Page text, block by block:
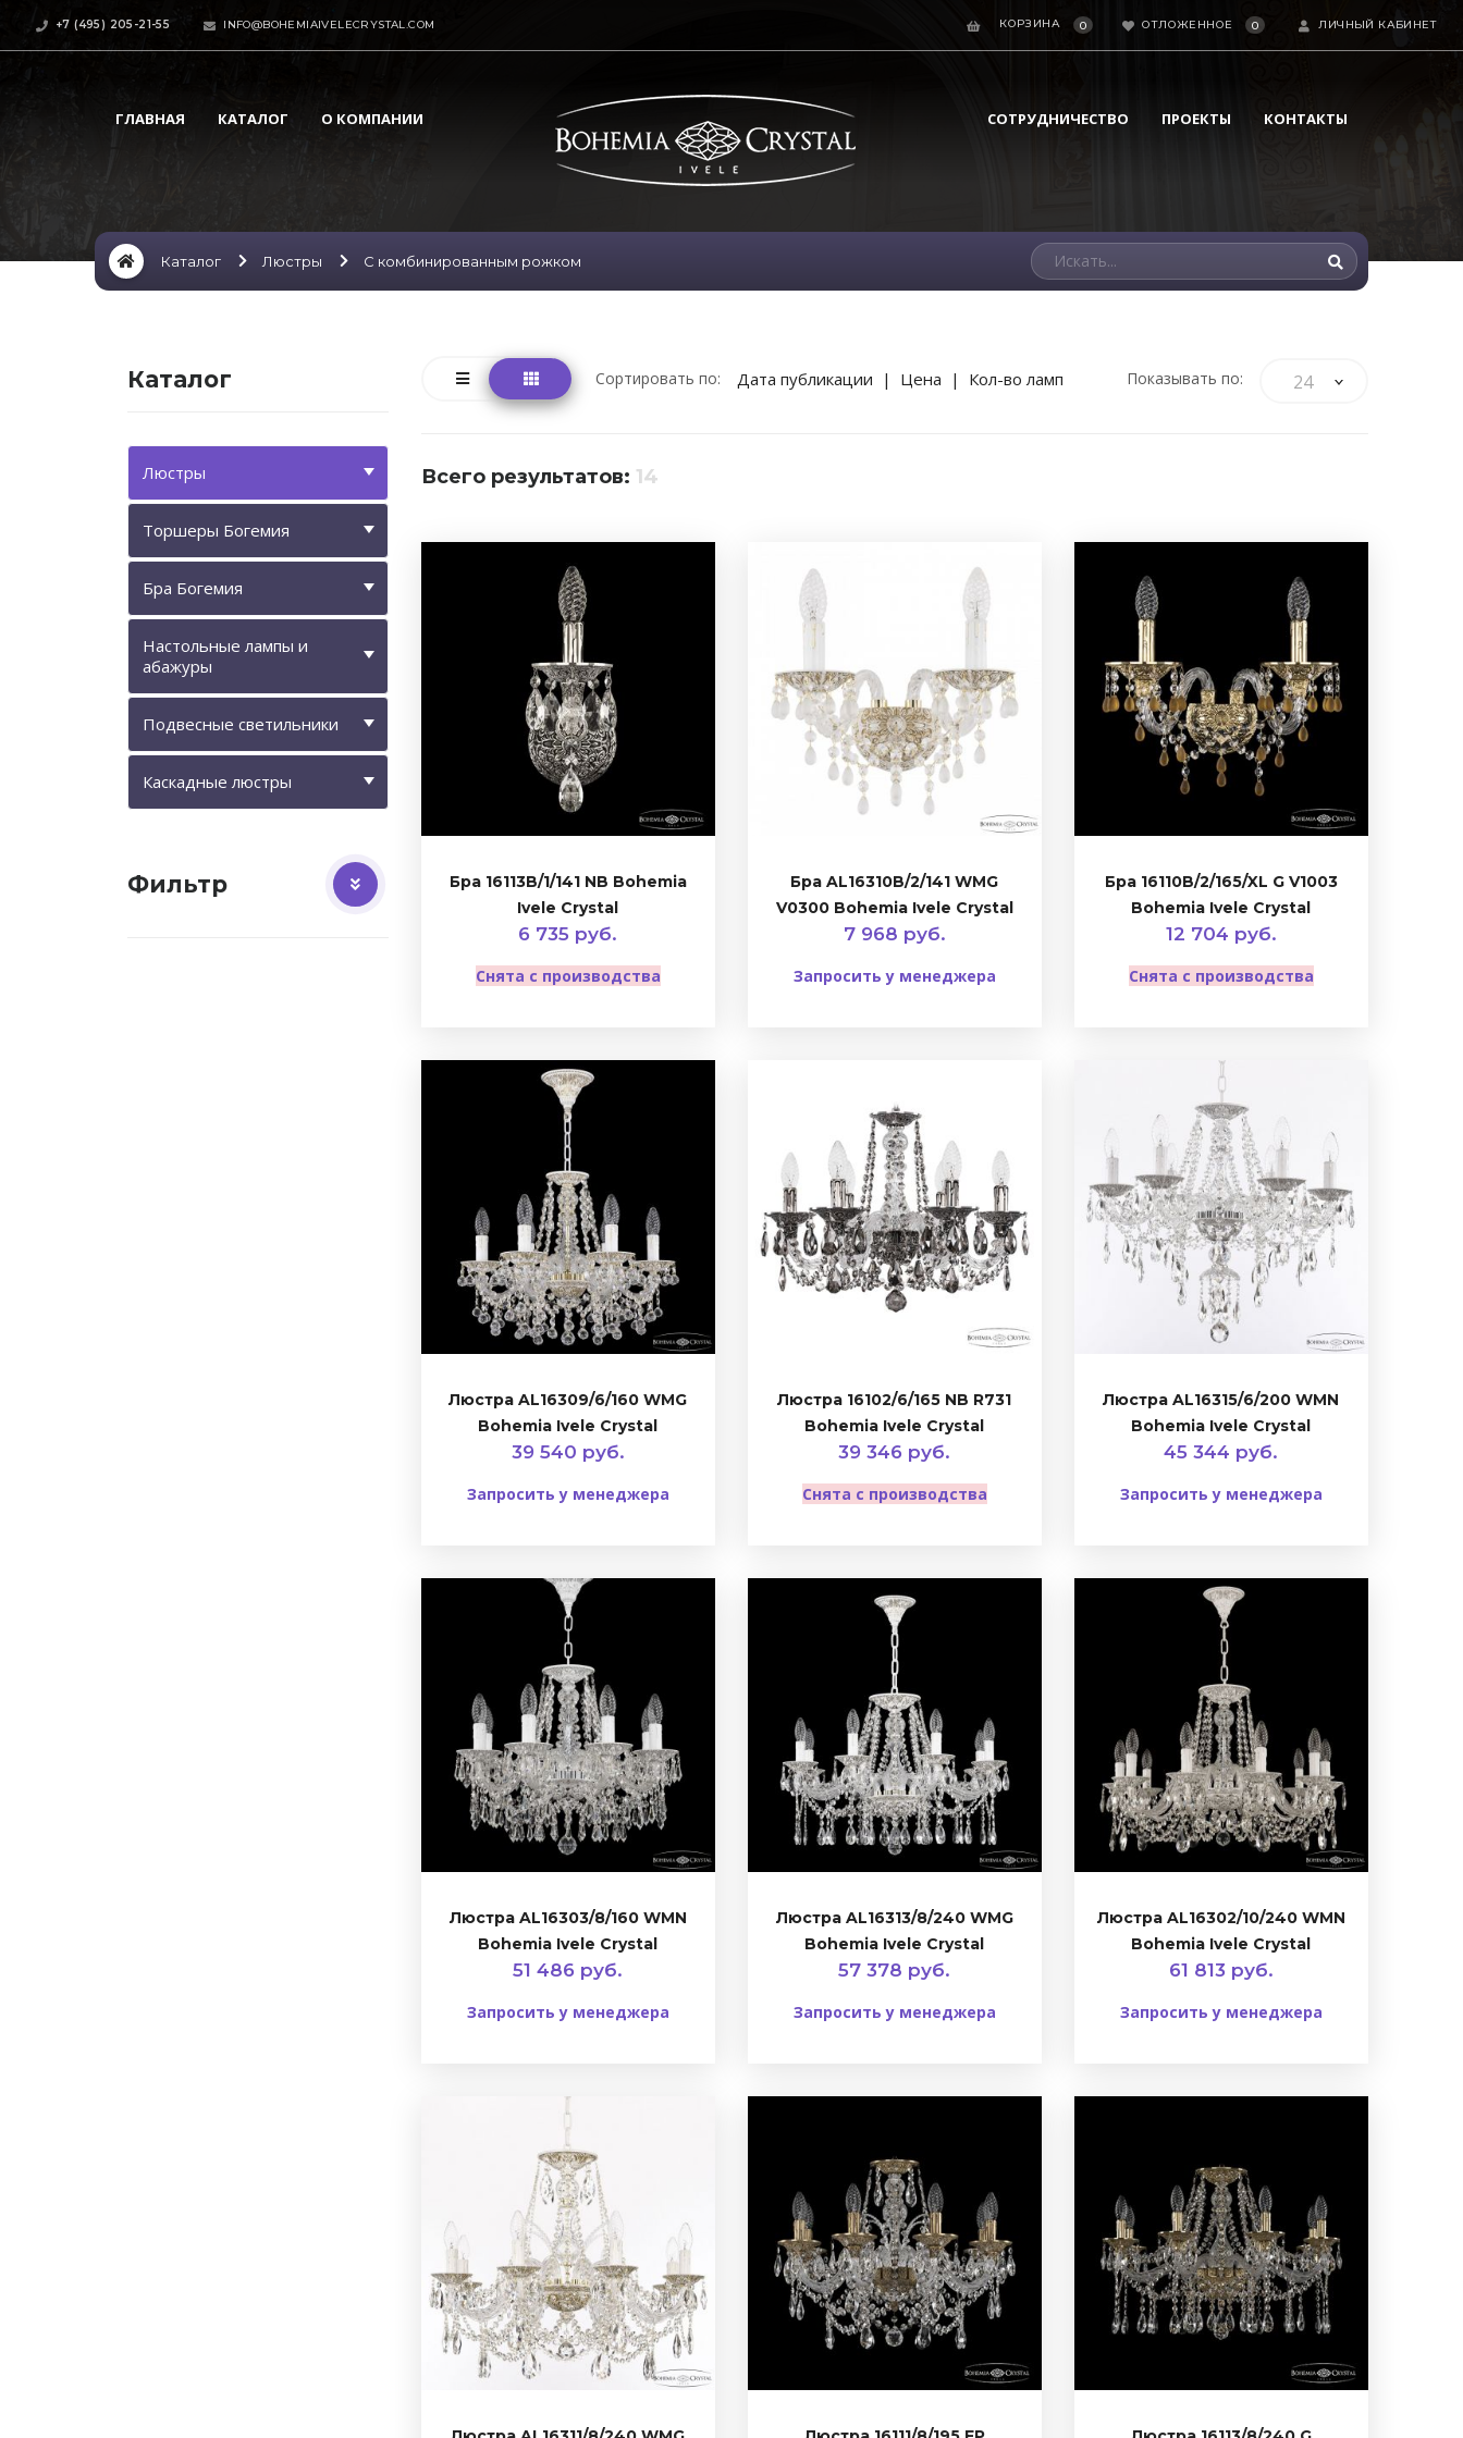
+7 (495) 205-21-55 INFO@BOHEMIAIVELECRYSTAL.COM КОРЗИНА 0 ОТЛОЖЕННОЕ 0 ЛИЧНЫЙ КАБИНЕТ
ГЛАВНАЯ КАТАЛОГ О КОМПАНИИ СОТРУДНИЧЕСТВО ПРОЕКТЫ КОНТАКТЫ
Каталог Люстры С комбинированным рожком
Сортировать по: Дата публикации | Цена | Кол-во ламп Показывать по: 24
Всего результатов: 14
Бра 16113B/1/141 NB Bohemia
Ivele Crystal
6 735 руб.
Снята с производства
Бра AL16310B/2/141 WMG
V0300 Bohemia Ivele Crystal
7 968 руб.
Запросить у менеджера
Бра 16110B/2/165/XL G V1003
Bohemia Ivele Crystal
12 704 руб.
Снята с производства
Люстра AL16309/6/160 WMG
Bohemia Ivele Crystal
39 540 руб.
Запросить у менеджера
Люстра 16102/6/165 NB R731
Bohemia Ivele Crystal
39 346 руб.
Снята с производства
Люстра AL16315/6/200 WMN
Bohemia Ivele Crystal
45 344 руб.
Запросить у менеджера
Люстра AL16303/8/160 WMN
Bohemia Ivele Crystal
51 486 руб.
Запросить у менеджера
Люстра AL16313/8/240 WMG
Bohemia Ivele Crystal
57 378 руб.
Запросить у менеджера
Люстра AL16302/10/240 WMN
Bohemia Ivele Crystal
61 813 руб.
Запросить у менеджера
Каталог
Люстры
Торшеры Богемия
Бра Богемия
Настольные лампы и
абажуры
Подвесные светильники
Каскадные люстры
Фильтр